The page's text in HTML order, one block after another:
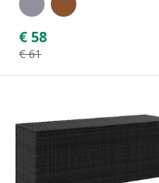
€ 58
€ 61